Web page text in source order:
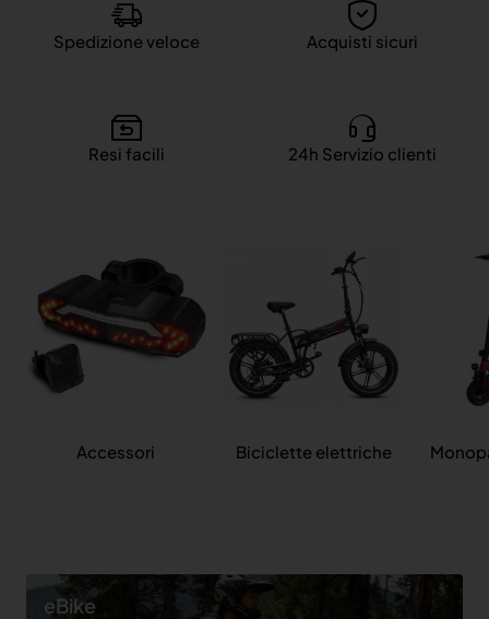
Spedizione veloce Acquisti sicuri
Resi facili 24h Servizio clienti
Accessori Biciclette elettriche
eBike